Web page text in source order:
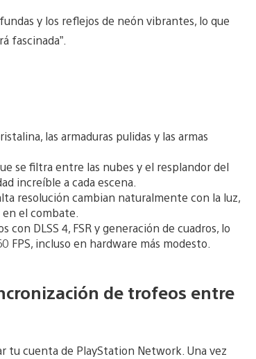
y los reflejos de neón vibrantes, lo que
fascinada”.
las armaduras pulidas y las armas
se filtra entre las nubes y el resplandor del
increíble a cada escena.
resolución cambian naturalmente con la luz,
el combate.
DLSS 4, FSR y generación de cuadros, lo
FPS, incluso en hardware más modesto.
de trofeos entre
tu cuenta de PlayStation Network. Una vez